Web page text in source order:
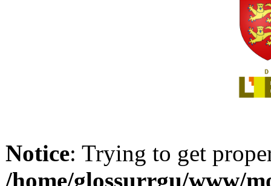
Notice: Trying to get
/home/glossurrgu/www/